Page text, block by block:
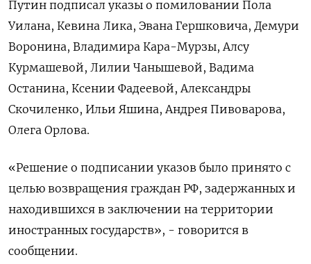
Путин подписал указы о помиловании Пола
Уилана, Кевина Лика, Эвана Гершковича, Демури
Воронина, Владимира Кара-Мурзы, Алсу
Курмашевой, Лилии Чанышевой, Вадима
Останина, Ксении Фадеевой, Александры
Скочиленко, Ильи Яшина, Андрея Пивоварова,
Олега Орлова.
«Решение о подписании указов было принято с
целью возвращения граждан РФ, задержанных и
находившихся в заключении на территории
иностранных государств», - говорится в
сообщении.